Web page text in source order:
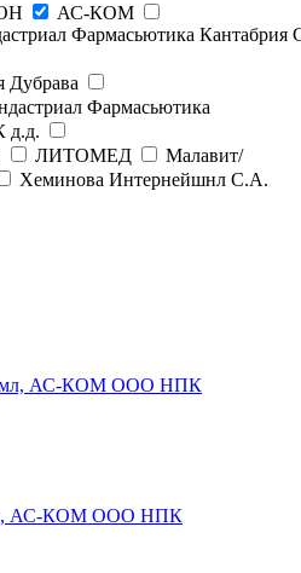
АС-КОМ
Фармасьютика Кантабрия
Дубрава
Фармасьютика
д.д.
ЛИТОМЕД
Малавит/
Хеминова Интернейшнл С.А.
мл, АС-КОМ ООО НПК